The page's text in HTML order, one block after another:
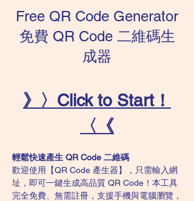
Free QR Code Generator
免費 QR Code 二維碼生
成器
》〉Click to Start！
〈《
輕鬆快速產生 QR Code 二維碼
歡迎使用【QR Code 產生器】，只需輸入網
址，即可一鍵生成高品質 QR Code！本工具
完全免費、無需註冊，支援手機與電腦瀏覽，